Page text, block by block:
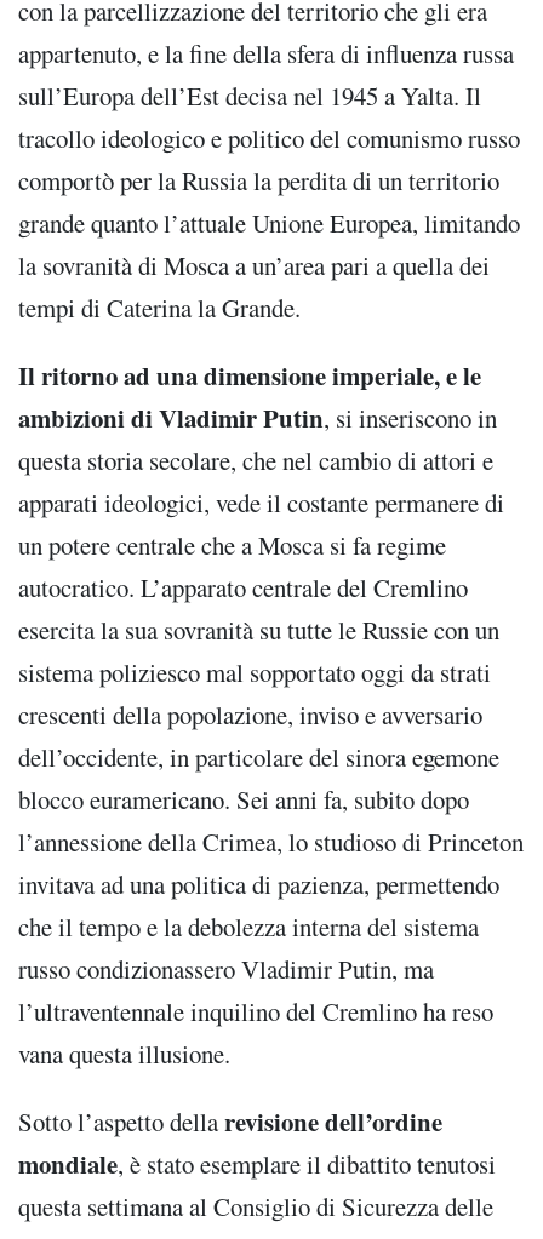
con la parcellizzazione del territorio che gli era
appartenuto, e la fine della sfera di influenza russa
sull’Europa dell’Est decisa nel 1945 a Yalta. Il
tracollo ideologico e politico del comunismo russo
comportò per la Russia la perdita di un territorio
grande quanto l’attuale Unione Europea, limitando
la sovranità di Mosca a un’area pari a quella dei
tempi di Caterina la Grande.
Il ritorno ad una dimensione imperiale, e le
ambizioni di Vladimir Putin, si inseriscono in
questa storia secolare, che nel cambio di attori e
apparati ideologici, vede il costante permanere di
un potere centrale che a Mosca si fa regime
autocratico. L’apparato centrale del Cremlino
esercita la sua sovranità su tutte le Russie con un
sistema poliziesco mal sopportato oggi da strati
crescenti della popolazione, inviso e avversario
dell’occidente, in particolare del sinora egemone
blocco euramericano. Sei anni fa, subito dopo
l’annessione della Crimea, lo studioso di Princeton
invitava ad una politica di pazienza, permettendo
che il tempo e la debolezza interna del sistema
russo condizionassero Vladimir Putin, ma
l’ultraventennale inquilino del Cremlino ha reso
vana questa illusione.
Sotto l’aspetto dellarevisione dell’ordine
mondiale, è stato esemplare il dibattito tenutosi
questa settimana al Consiglio di Sicurezza delle